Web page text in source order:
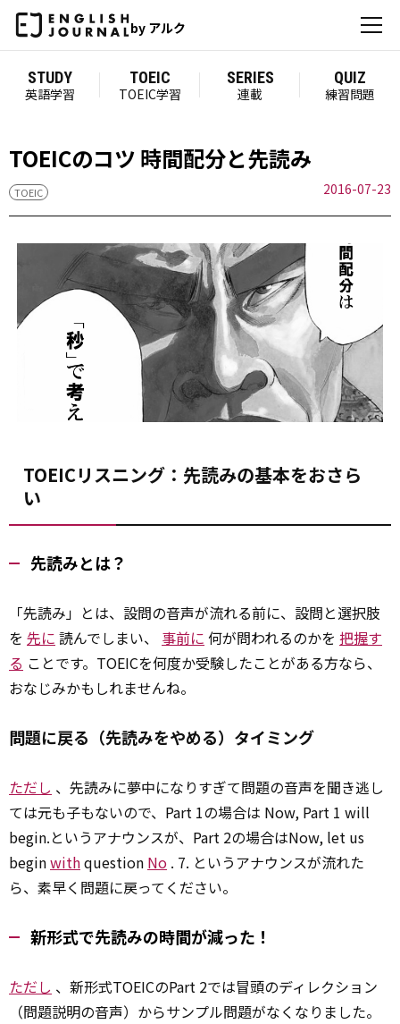
by アルク
STUDY
英語学習
TOEIC
TOEIC学習
SERIES
連載
QUIZ
練習問題
TOEICのコツ 時間配分と先読み
TOEIC 2016-07-23
TOEICリスニング：先読みの基本をおさら
い
先読みとは？
「先読み」とは、設問の音声が流れる前に、設問と選択肢
を 先に 読んでしまい、 事前に 何が問われるのかを 把握す
る ことです。TOEICを何度か受験したことがある方なら、
おなじみかもしれませんね。
問題に戻る（先読みをやめる）タイミング
ただし 、先読みに夢中になりすぎて問題の音声を聞き逃し
ては元も子もないので、Part 1の場合は Now, Part 1 will
begin.というアナウンスが、Part 2の場合はNow, let us
beginwithquestion No . 7. というアナウンスが流れた
ら、素早く問題に戻ってください。
新形式で先読みの時間が減った！
ただし 、新形式TOEICのPart 2では冒頭のディレクション
（問題説明の音声）からサンプル問題がなくなりました。